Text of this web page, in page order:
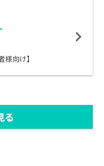
様向け】
る